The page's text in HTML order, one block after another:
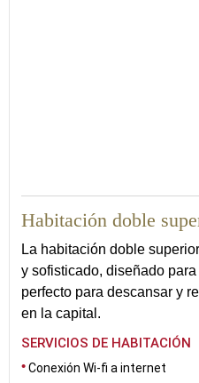
Habitación doble
La habitación doble
y sofisticado, diseñado
perfecto para descansar y
en la capital.
SERVICIOS DE HABITACIÓN
Conexión Wi-fi a internet